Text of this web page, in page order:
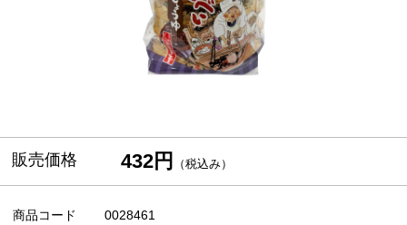
販売価格 432円 （税込み）
商品コード 0028461